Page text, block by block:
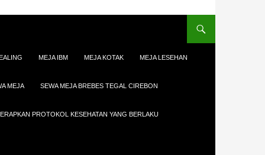
MEJA IBM MEJA KOTAK MEJA LESEHAN
MEJA SEWA MEJA BREBES TEGAL CIREBON
PROTOKOL KESEHATAN YANG BERLAKU